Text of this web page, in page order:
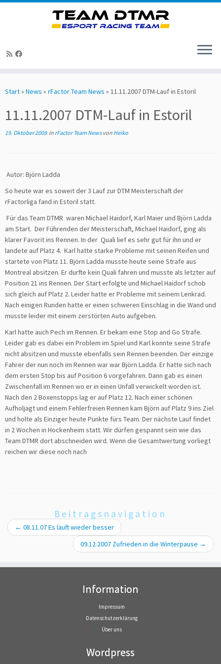
Inhalt
Start» News » rFactor Team News » 11.11.2007 DTM-Lauf in Estoril
11.11.2007 DTM-Lauf in Estoril
19. Oktober 2008in rFactor Team Newsvon Heiko
Autor: Björn Ladda
So heute war es soweit der 3 Lauf zur DTM Meisterschaft der
rFactorliga fand in Estoril statt.
Für das Team DTMR waren Michael Haidorf, Karl Maier und Björn Ladda
am Start. Der Führenden der Meisterschaft, Michael Haidorf, ging als
klarer Favorit ins Rennen. In der Quali lief es sehr gut für ihn und er
landete auf Platz 4. Karl hatte starke Probleme mit seinen Reifen und
startete von Platz 11. Björn Ladda musste heute seine Strafe aus
Montreal absitzen. Er durfte kein Quali fahren und musste als letzter auf
Position 21 ins Rennen. Der Start erfolgte und Michael Haidorf schob
sich gleich auf Platz 2. Leider hatte er Probleme mit seinem Lenkrad.
Nach einigen Runden hatte er einen schweren Einschlag in die Wand und
musste leider mit einem zerstörten Auto aufgeben.
Karl hatte auch Pech im Rennen. Er bekam eine Stop and Go Strafe.
Leider gab es dabei ein Problem im Spiel und Karl konnte seine Strafe
nicht absitzen und musste ebenfalls sein Rennen beenden. Der einzige
Fahrer der nun noch im Rennen war war Björn Ladda. Er hatte sich nach
dem ersten Stop bis auf Position 6 vorgefahren. Dann gab es einen
Zwischenfall im Rennen wo er in einen Unfall verwickelt worden ist.
Nach den 2 Boxenstopps lag er auf Platz 12. Nach einer schönen
Aufholjagt und einem Fehlerfreien Rennen kam Björn auf Platz 9 ins Ziel
und holte als Einziger heute Punkte fürs Team. Der nächste Lauf findet
in 2 Wochen in Hockenheim statt. Wir dürfen gespannt sein wie das
Team DTMR dort abschneiden wird. Wenn die Gesamtwertung vorliegt
reichen wir diese noch nach
Beitragsnavigation
← 08.11.07 Es läuft wieder besser
09.12.2007 Zufrieden in die Winterpause →
Information
Impressum
Datenschutzerklärung
Über uns
Wordpress